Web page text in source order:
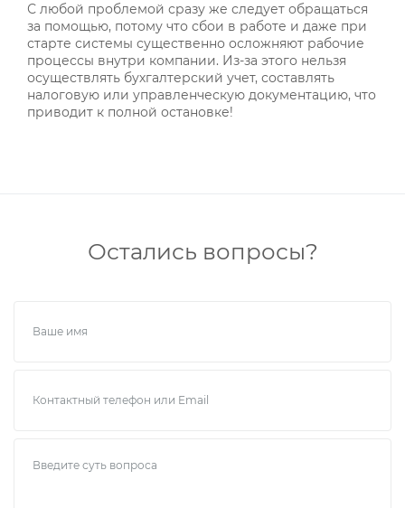
С любой проблемой сразу же следует обращаться
за помощью, потому что сбои в работе и даже при
старте системы существенно осложняют рабочие
процессы внутри компании. Из-за этого нельзя
осуществлять бухгалтерский учет, составлять
налоговую или управленческую документацию, что
приводит к полной остановке!
Остались вопросы?